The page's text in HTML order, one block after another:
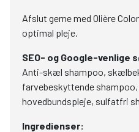
Afslut gerne med Olière
optimal pleje.
SEO- og Google-venlige
Anti-skæl shampoo,
farvebeskyttende
hovedbundspleje, sulfatfri
Ingredienser: